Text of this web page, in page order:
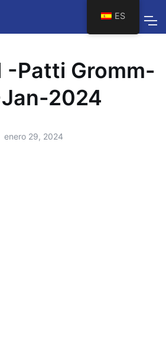
-Patti Gromm-
2024
enero 29, 2024
ES